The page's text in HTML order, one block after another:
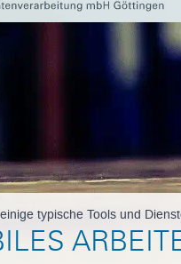
typische Tools und